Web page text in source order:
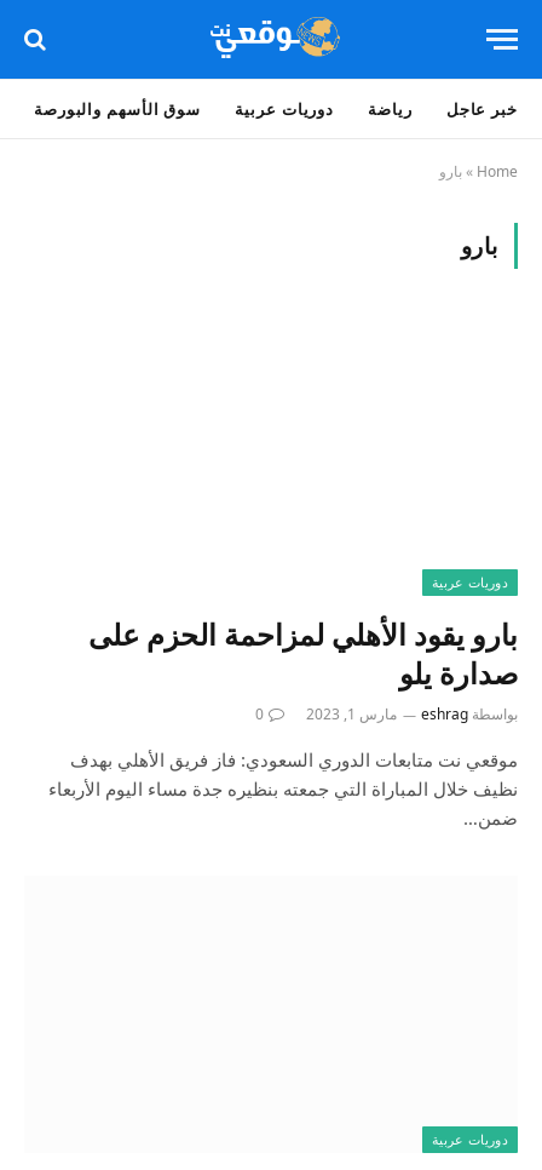
خبر عاجل رياضة دوريات عربية سوق الأسهم والبورصة
Home
»بارو
بارو
دوريات عربية
بارو يقود الأهلي لمزاحمة الحزم على
صدارة يلو
بواسطة eshrag مارس 1, 2023 0
موقعي نت متابعات الدوري السعودي: فاز فريق الأهلي بهدف
نظيف خلال المباراة التي جمعته بنظيره جدة مساء اليوم الأربعاء
ضمن…
دوريات عربية